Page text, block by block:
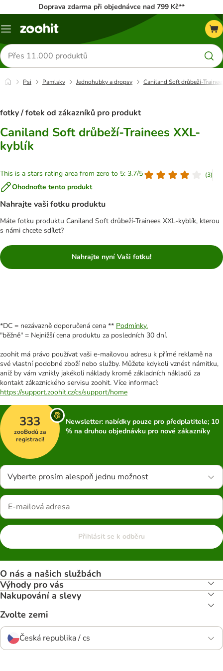
Doprava zdarma při objednávce nad 799 Kč**
Menu
Hledat
produkty
Psi Pamlsky Jednohubky a dropsy Caniland Soft drůbeží-
fotky / fotek od zákazníků pro produkt
Caniland Soft drůbeží-Trainees XXL-
kyblík
This is a stars rating area from zero to 5: 3.7/5 (3)
Ohodnoťte tento produkt
Nahrajte vaši fotku produktu
Máte fotku produktu Caniland Soft drůbeží-Trainees XXL-kyblík, kterou
s námi chcete sdílet?
Nahrajte nyní Vaši fotku!
*DC = nezávazně doporučená cena ** Podmínky.
"běžně" = Nejnižší cena produktu za posledních 30 dní.
zoohit má právo používat vaši e-mailovou adresu k přímé reklamě na
své vlastní podobné zboží nebo služby. Můžete kdykoli vznést námitku,
aniž by vám vznikly jakékoli náklady kromě základních nákladů za
kontakt zákaznického servisu zoohit. Více informací:
https://support.zoohit.cz/cs/support/home
333
zooBodů za
registraci!
Newsletter: nabídky pouze pro předplatitele; 10
% na druhou objednávku pro nové zákazníky
Vyberte prosím alespoň jednu možnost
Přihlásit se k odběru
O nás a našich službách
Výhody pro vás
Nakupování a slevy
Zvolte zemi
Česká republika / cs